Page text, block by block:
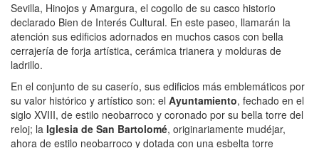
Sevilla, Hinojos y Amargura, el cogollo de su casco historio
declarado Bien de Interés Cultural. En este paseo, llamarán la
atención sus edificios adornados en muchos casos con bella
cerrajería de forja artística, cerámica trianera y molduras de
ladrillo.
En el conjunto de su caserío, sus edificios más emblemáticos por
su valor histórico y artístico son: el Ayuntamiento, fechado en el
siglo XVIII, de estilo neobarroco y coronado por su bella torre del
reloj; la Iglesia de San Bartolomé, originariamente mudéjar,
ahora de estilo neobarroco y dotada con una esbelta torre